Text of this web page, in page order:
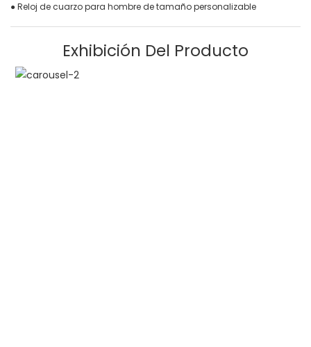
● Reloj de cuarzo para hombre de tamaño personalizable
Exhibición Del Producto